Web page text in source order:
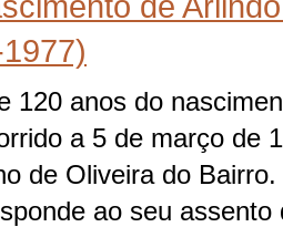
120 anos do
a 5 de março de
de Oliveira do
ao seu assento